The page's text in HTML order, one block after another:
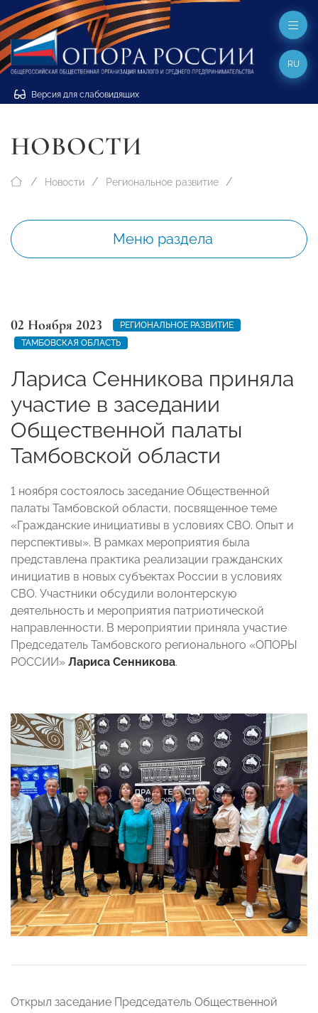
Версия для слабовидящих
RU
НОВОСТИ
Новости Региональное развитие
Меню раздела
02 Ноября 2023
РЕГИОНАЛЬНОЕ РАЗВИТИЕ
ТАМБОВСКАЯ ОБЛАСТЬ
Лариса Сенникова приняла
участие в заседании
Общественной палаты
Тамбовской области
1 ноября состоялось заседание Общественной
палаты Тамбовской области, посвященное теме
«Гражданские инициативы в условиях СВО. Опыт и
перспективы». В рамках мероприятия была
представлена практика реализации гражданских
инициатив в новых субъектах России в условиях
СВО. Участники обсудили волонтерскую
деятельность и мероприятия патриотической
направленности. В мероприятии приняла участие
Председатель Тамбовского регионального «ОПОРЫ
РОССИИ» Лариса Сенникова.
Открыл заседание Председатель Общественной